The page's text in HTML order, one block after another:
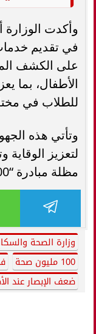
وأكدت الوزارة
في تقديم
على الكشف
الأطفال، بما
للطلاب في
وتأتي هذه
لتعزيز
مظلة مبادرة “100 مليون صحة”.
وزارة الصحة
100 مليون صحة
ضعف الإبصار عند